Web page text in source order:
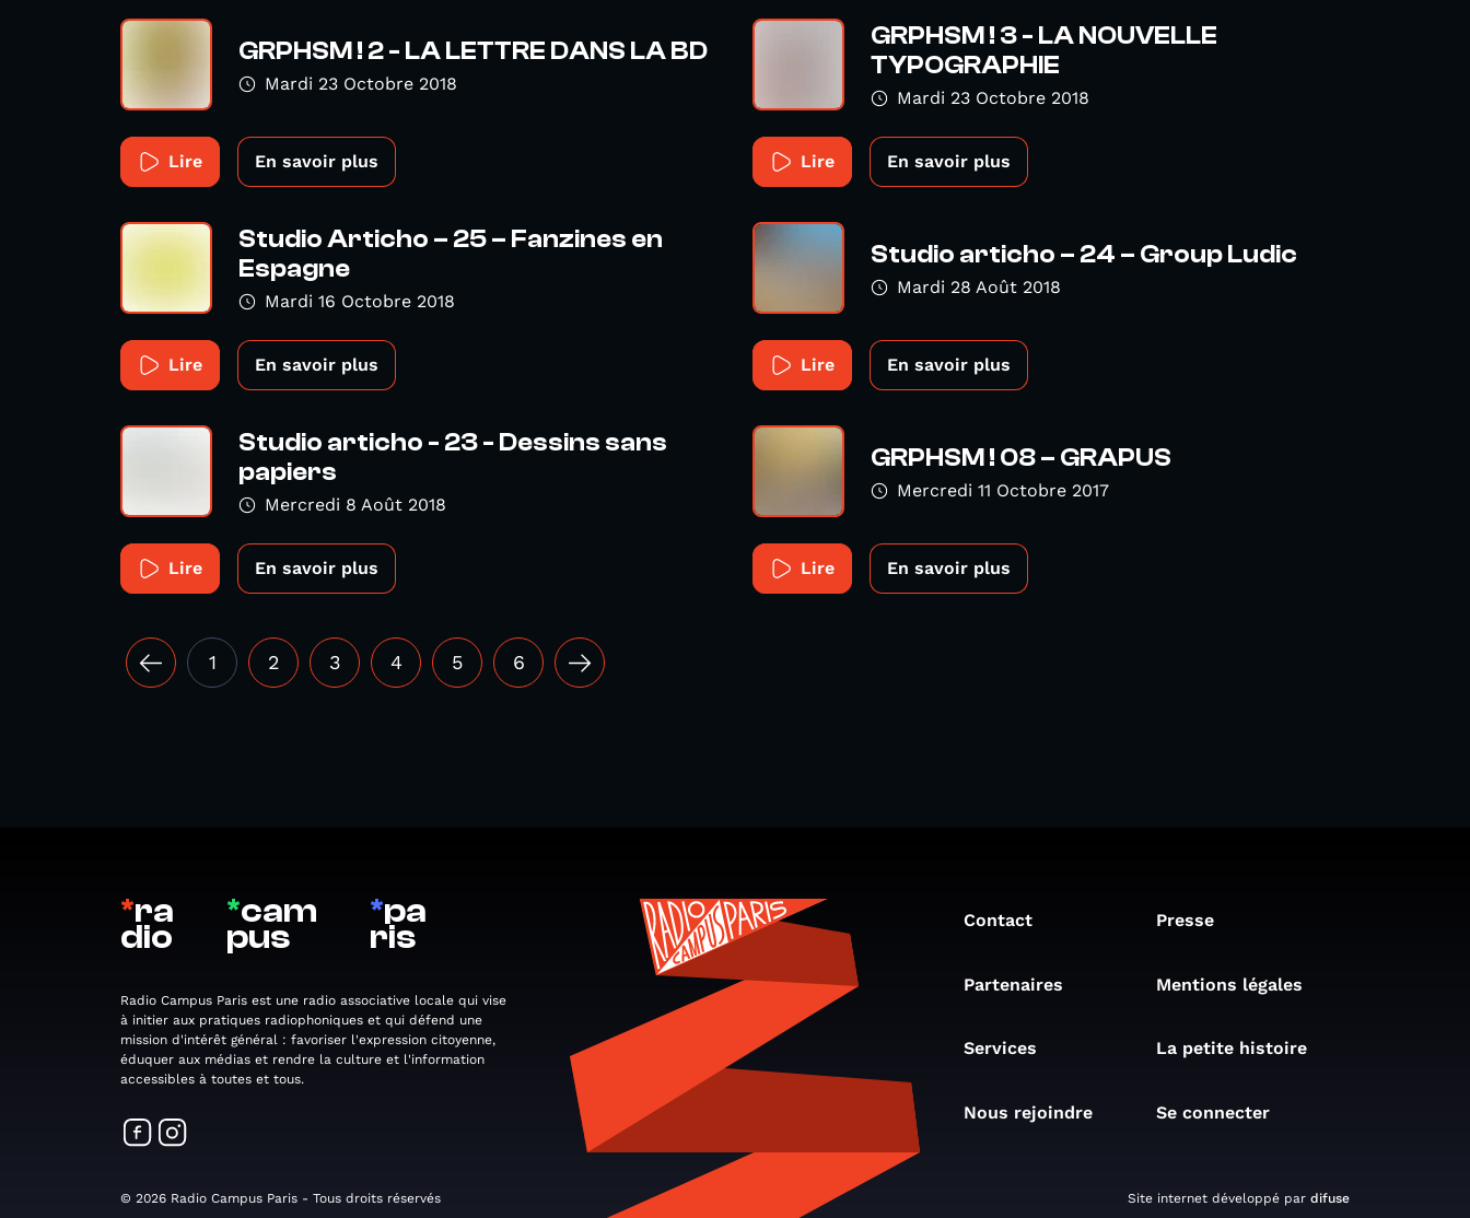
GRPHSM ! 2 - LA LETTRE DANS LA BD
Mardi 23 Octobre 2018
Lire En savoir plus
GRPHSM ! 3 - LA NOUVELLE
TYPOGRAPHIE
Mardi 23 Octobre 2018
Lire En savoir plus
Studio Articho – 25 – Fanzines en
Espagne
Mardi 16 Octobre 2018
Lire En savoir plus
Studio articho – 24 – Group Ludic
Mardi 28 Août 2018
Lire En savoir plus
Studio articho - 23 - Dessins sans
papiers
Mercredi 8 Août 2018
Lire En savoir plus
GRPHSM ! 08 – GRAPUS
Mercredi 11 Octobre 2017
Lire En savoir plus
1 2 3 4 5 6
*ra
dio
*cam
pus
*pa
ris
Radio Campus Paris est une radio associative locale qui vise
à initier aux pratiques radiophoniques et qui défend une
mission d'intérêt général : favoriser l'expression citoyenne,
éduquer aux médias et rendre la culture et l'information
accessibles à toutes et tous.
Contact Presse
Partenaires Mentions légales
Services La petite histoire
Nous rejoindre Se connecter
© 2026 Radio Campus Paris - Tous droits réservés Site internet développé par difuse